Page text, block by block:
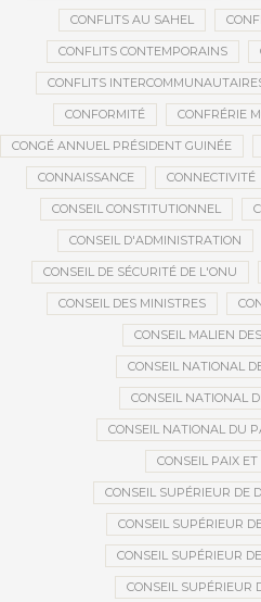
CONFLITS AU SAHEL
CONFLITS CONTEMPORAINS
CONFLITS
CONFORMITÉ CONFRÉRIE
CONGÉ ANNUEL PRÉSIDENT GUINÉE
CONNAISSANCE CONNECTIVITÉ
CONSEIL CONSTITUTIONNEL
CONSEIL D'ADMINISTRATION
CONSEIL DE SÉCURITÉ DE L'ONU
CONSEIL DES MINISTRES
CONSEIL MALIEN
CONSEIL NATIONAL
CONSEIL NATIONAL
CONSEIL NATIONAL DU
CONSEIL PAIX ET
CONSEIL SUPÉRIEUR DE
CONSEIL SUPÉRIEUR
CONSEIL SUPÉRIEUR
CONSEIL SUPÉRIEUR